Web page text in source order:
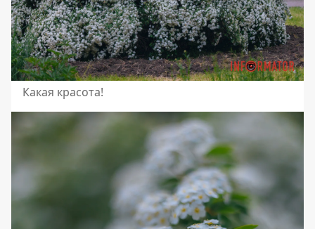
Какая красота!